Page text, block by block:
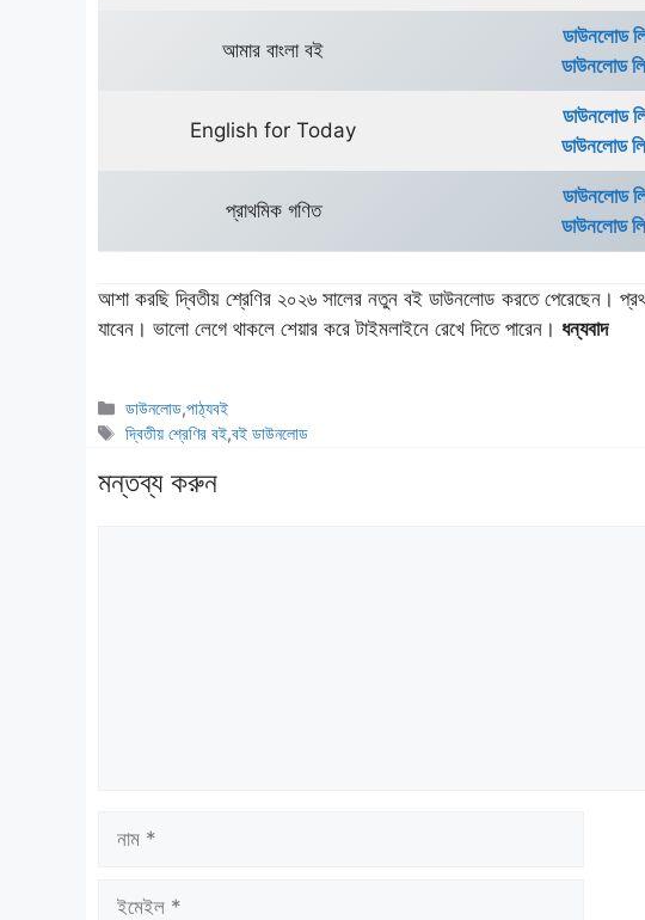
আমার বাংলা বই
ডাউনলোড
ডাউনলোড
English for Today
ডাউনলোড
ডাউনলোড
প্রাথমিক গণিত
ডাউনলোড
ডাউনলোড
আশা করছি দ্বিতীয় শ্রেণির ২০২৬ সালের নতুন বই ডাউনলোড করতে পেরেছেন।
যাবেন। ভালো লেগে থাকলে শেয়ার করে টাইমলাইনে রেখে দিতে পারেন। ধন্যবাদ
বিভাগ
সমূহ
ডাউনলোড,পাঠ্যবই
ট্যাগ
দ্বিতীয় শ্রেণির বই,বই ডাউনলোড
মন্তব্য করুন
ইমেইল